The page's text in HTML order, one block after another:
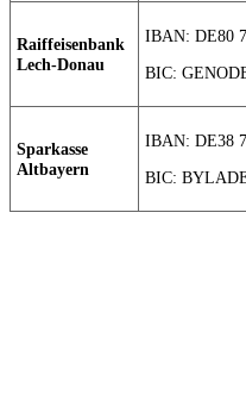
Raiffeisenbank
Lech-Donau
IBAN: DE80
BIC:
Sparkasse
Altbayern
IBAN: DE38
BIC: